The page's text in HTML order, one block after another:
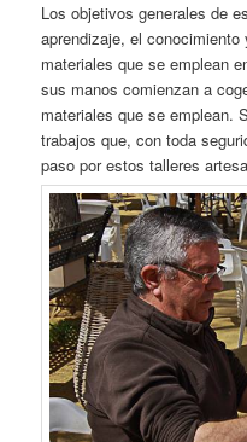
Los objetivos generales de
aprendizaje, el
materiales que se emplean
sus manos comienzan a
materiales que se emplean.
trabajos que, con toda
paso por estos talleres